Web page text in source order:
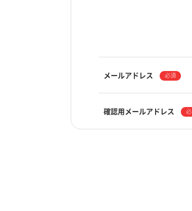
メールアドレス 必須
確認用メールアドレス